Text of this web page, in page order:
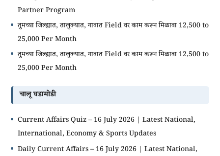
Partner Program
तुमच्या जिल्ह्यात, तालुक्यात, गावात Field वर काम करून मिळावा 12,500 to
25,000 Per Month
तुमच्या जिल्ह्यात, तालुक्यात, गावात Field वर काम करून मिळावा 12,500 to
25,000 Per Month
चालू घडामोडी
Current Affairs Quiz – 16 July 2026 | Latest National,
International, Economy & Sports Updates
Daily Current Affairs – 16 July 2026 | Latest National,